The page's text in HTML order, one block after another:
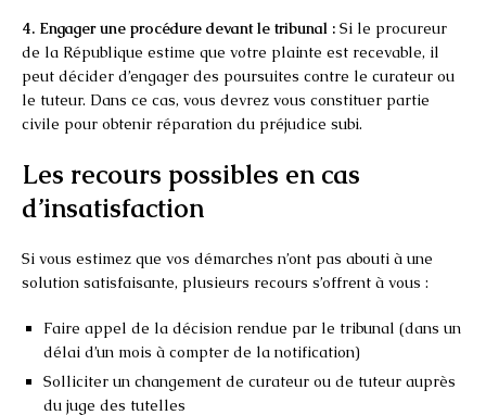
4. Engager une procédure devant le tribunal : Si le procureur
de la République estime que votre plainte est recevable, il
peut décider d’engager des poursuites contre le curateur ou
le tuteur. Dans ce cas, vous devrez vous constituer partie
civile pour obtenir réparation du préjudice subi.
Les recours possibles en cas
d’insatisfaction
Si vous estimez que vos démarches n’ont pas abouti à une
solution satisfaisante, plusieurs recours s’offrent à vous :
Faire appel de la décision rendue par le tribunal (dans un
délai d’un mois à compter de la notification)
Solliciter un changement de curateur ou de tuteur auprès
du juge des tutelles